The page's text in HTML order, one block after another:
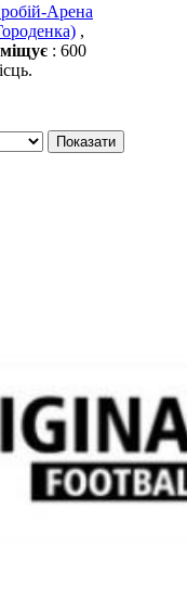
Арена
,
: 600